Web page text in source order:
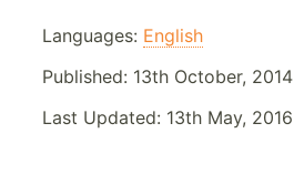
Languages: English
Published: 13th October, 2014
Last Updated: 13th May, 2016